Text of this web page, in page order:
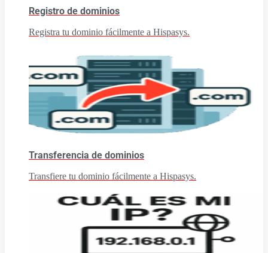
Registro de dominios
Registra tu dominio fácilmente a Hispasys.
Transferencia de dominios
Transfiere tu dominio fácilmente a Hispasys.